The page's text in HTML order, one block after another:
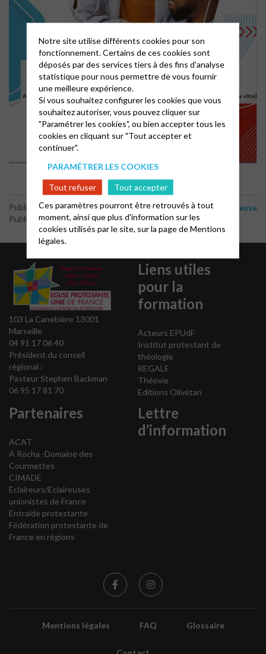
Publié le 25 mai 2023
Publié par le webmaster
Diaconie Jeunesse
103 La Canebière 13001
Marseille
04 91 17 06 40
Président du conseil
régional :
Pasteur Stephen Backman
06 95 17 81 70
Liens utiles
pour la
formation
Acteurs EPUdF
Institut protestant de
théologie
REGALE
Théovie
Editions Olivétan
Partenaires
ACAT
A Rocha -Domaine des
Courmettes
CIMADE
Eclaireurs/Eclaireuses
unionistes de France
Entraide protestante
Fédération protestante de
France en régions
Lettre
d’information
Mentions légales FAQ Glossaire
Notre site utilise différents cookies pour son
fonctionnement. Certains de ces cookies sont
déposés par des services tiers à des fins d'analyse
statistique pour nous permettre de vous fournir
une meilleure expérience.
Si vous souhaitez configurer les cookies que vous
souhaitez autoriser, vous pouvez cliquer sur
"Paramétrer les cookies", ou bien accepter tous les
cookies en cliquant sur "Tout accepter et
continuer".
PARAMÉTRER LES COOKIES
Tout refuser
Tout accepter
Ces paramètres pourront être retrouvés à tout
moment, ainsi que plus d'information sur les
cookies utilisés par le site, sur la page deMentions
légales.